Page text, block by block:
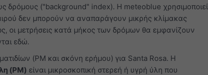
δρόμους ("background" index). Η meteoblue χρησιμοποιεί
δεν μπορούν να αναπαράγουν μικρής κλίμακας
οι μετρήσεις κατά μήκος των δρόμων θα εμφανίζουν
εδώ.
(PM και σκόνη ερήμου) για Santa Rosa. Η
(PM) είναι μικροσκοπική στερεή ή υγρή ύλη που